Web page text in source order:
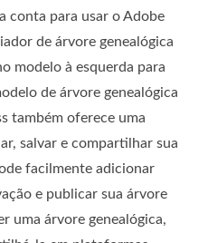
conta para usar o Adobe
de árvore genealógica
modelo à esquerda para
de árvore genealógica
também oferece uma
salvar e compartilhar sua
facilmente adicionar
e publicar sua árvore
uma árvore genealógica,